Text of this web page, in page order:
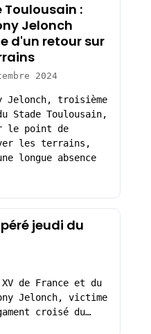
Toulousain :
Jelonch
d'un retour sur
2024
Jelonch, troisième
Stade Toulousain,
le point de
les terrains,
longue absence
jeudi du
de France et du
Jelonch, victime
croisé du…